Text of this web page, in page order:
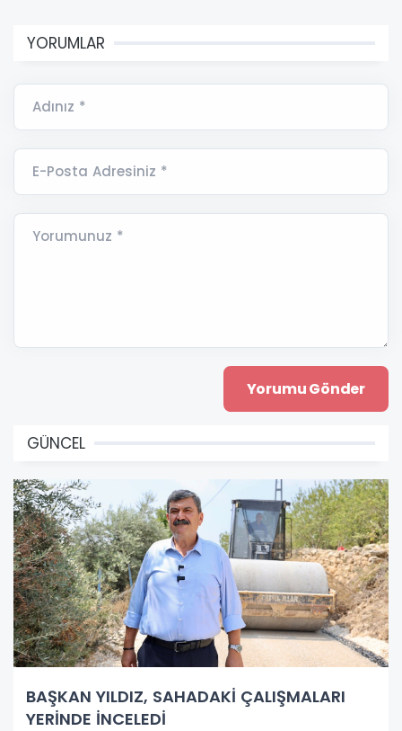
YORUMLAR
Adınız *
E-Posta Adresiniz *
Yorumunuz *
GÜNCEL
BAŞKAN YILDIZ, SAHADAKİ ÇALIŞMALARI
YERİNDE İNCELEDİ